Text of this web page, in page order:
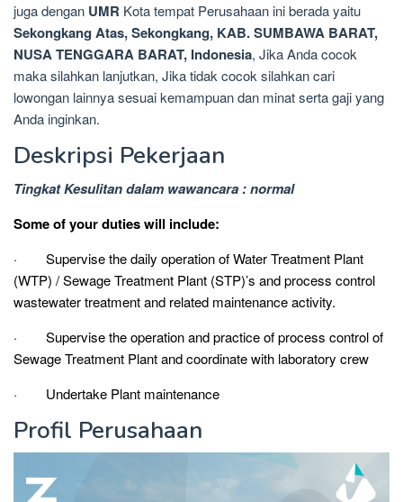
juga dengan UMR Kota tempat Perusahaan ini berada yaitu
Sekongkang Atas, Sekongkang, KAB. SUMBAWA BARAT,
NUSA TENGGARA BARAT, Indonesia, Jika Anda cocok
maka silahkan lanjutkan, Jika tidak cocok silahkan cari
lowongan lainnya sesuai kemampuan dan minat serta gaji yang
Anda inginkan.
Deskripsi Pekerjaan
Tingkat Kesulitan dalam wawancara : normal
Some of your duties will include:
· Supervise the daily operation of Water Treatment Plant
(WTP) / Sewage Treatment Plant (STP)’s and process control
wastewater treatment and related maintenance activity.
· Supervise the operation and practice of process control of
Sewage Treatment Plant and coordinate with laboratory crew
· Undertake Plant maintenance
Profil Perusahaan